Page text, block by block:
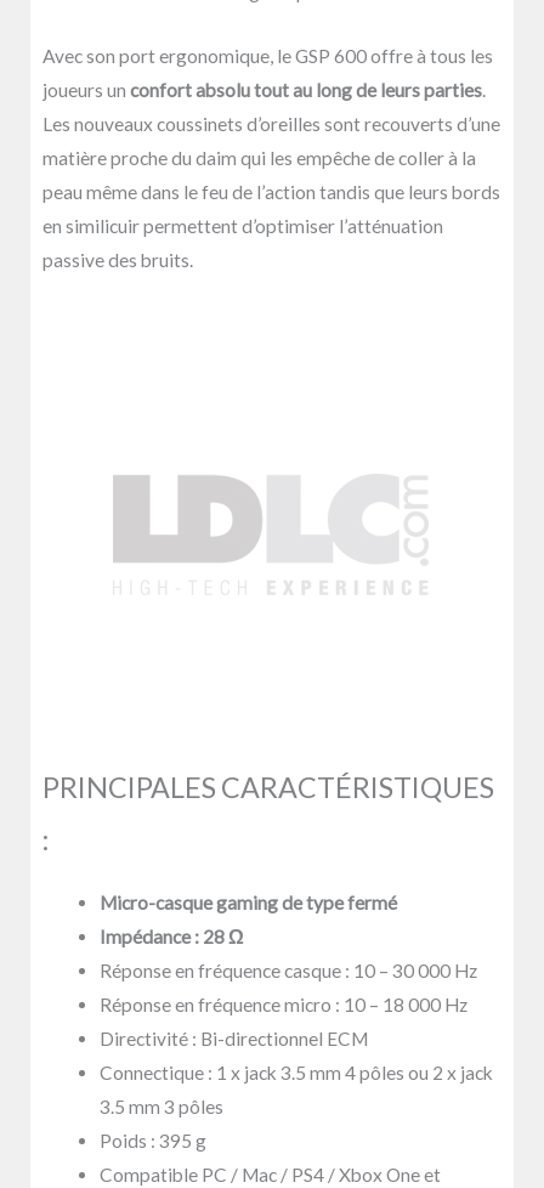
Avec son port ergonomique, le GSP 600 offre à tous les
joueurs un confort absolu tout au long de leurs parties.
Les nouveaux coussinets d’oreilles sont recouverts d’une
matière proche du daim qui les empêche de coller à la
peau même dans le feu de l’action tandis que leurs bords
en similicuir permettent d’optimiser l’atténuation
passive des bruits.
PRINCIPALES CARACTÉRISTIQUES
:
Micro-casque gaming de type fermé
Impédance : 28 Ω
Réponse en fréquence casque : 10 – 30 000 Hz
Réponse en fréquence micro : 10 – 18 000 Hz
Directivité : Bi-directionnel ECM
Connectique : 1 x jack 3.5 mm 4 pôles ou 2 x jack
3.5 mm 3 pôles
Poids : 395 g
Compatible PC / Mac / PS4 / Xbox One et